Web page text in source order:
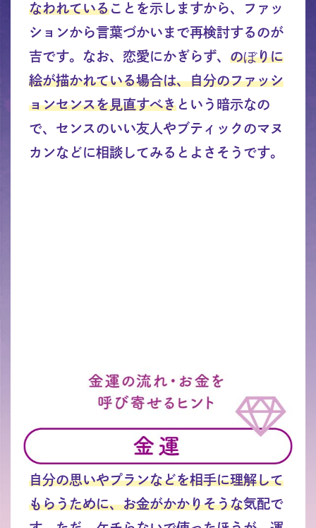
なわれていることを示しますから、ファッ
ションから言葉づかいまで再検討するのが
吉です。なお、恋愛にかぎらず、 のぼりに
絵が描かれている場合は、自分のファッシ
ョンセンスを見直すべきという暗示なの
で、センスのいい友人やブティックのマヌ
カンなどに相談してみるとよさそうです。
自分の思いやプランなどを相手に理解して
もらうために、お金がかかりそうな気配で